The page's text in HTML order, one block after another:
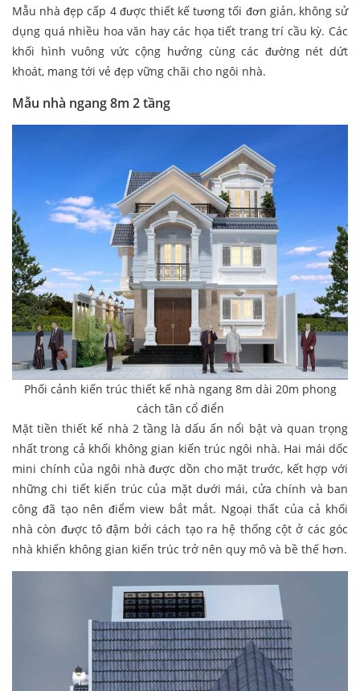
Mẫu nhà đẹp cấp 4 được thiết kế tương tối đơn giản, không sử
dụng quá nhiều hoa văn hay các họa tiết trang trí cầu kỳ. Các
khối hình vuông vức cộng hưởng cùng các đường nét dứt
khoát, mang tới vẻ đẹp vững chãi cho ngôi nhà.
Mẫu nhà ngang 8m 2 tầng
Phối cảnh kiến trúc thiết kế nhà ngang 8m dài 20m phong
cách tân cổ điển
Mặt tiền thiết kế nhà 2 tầng là dấu ấn nổi bật và quan trọng
nhất trong cả khối không gian kiến trúc ngôi nhà. Hai mái dốc
mini chính của ngôi nhà được dồn cho mặt trước, kết hợp với
những chi tiết kiến trúc của mặt dưới mái, cửa chính và ban
công đã tạo nên điểm view bắt mắt. Ngoại thất của cả khối
nhà còn được tô đậm bởi cách tạo ra hệ thống cột ở các góc
nhà khiến không gian kiến trúc trở nên quy mô và bề thế hơn.